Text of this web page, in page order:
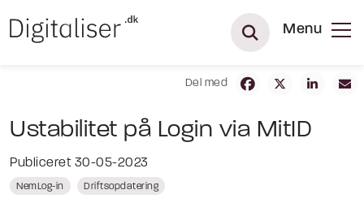
Menu
Del med
Ustabilitet på Login via MitID
Publiceret 30-05-2023
NemLog-in Driftsopdatering